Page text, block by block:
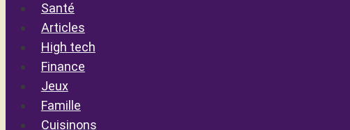
Santé
Articles
High tech
Finance
Jeux
Famille
Cuisinons